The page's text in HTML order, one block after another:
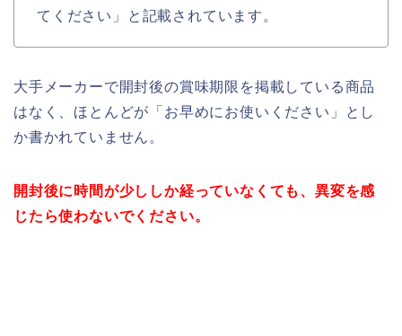
てください」と記載されています。
大手メーカーで開封後の賞味期限を掲載している商品
はなく、 ほとんどが「お早めにお使いください」とし
か書かれていません。
開封後に時間が少ししか経っていなくても、異変を感
じたら使わないでください。